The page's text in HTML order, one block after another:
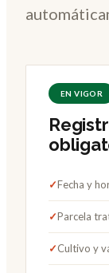
EN VIGOR
✓Fecha y
✓Parcela
✓Cultivo y